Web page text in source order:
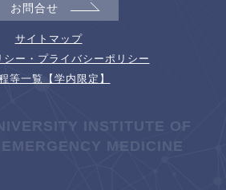
お問合せ
サイトマップ
シー・プライバシーポリシー
等一覧【学内限定】
INSTITUTE OF
MEDICINE